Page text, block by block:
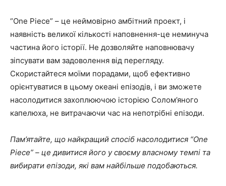
“One Piece” – це неймовірно амбітний проект, і
наявність великої кількості наповнення-це неминуча
частина його історії. Не дозволяйте наповнювачу
зіпсувати вам задоволення від перегляду.
Скористайтеся моїми порадами, щоб ефективно
орієнтуватися в цьому океані епізодів, і ви зможете
насолодитися захоплюючою історією Солом’яного
капелюха, не витрачаючи час на непотрібні епізоди.
Пам’ятайте, що найкращий спосіб насолодитися “One
Piece” – це дивитися його у своєму власному темпі та
вибирати епізоди, які вам найбільше подобаються.